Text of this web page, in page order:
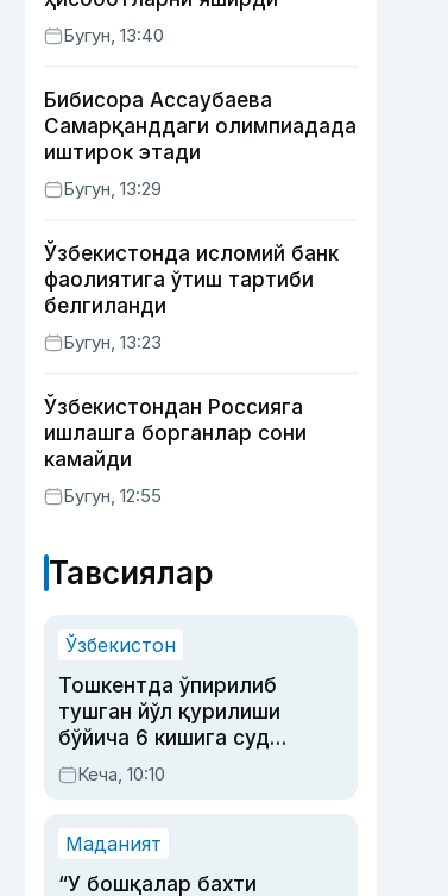
Бугун, 13:40
Бибисора Ассаубаева
Самарқанддаги олимпиадада
иштирок этади
Бугун, 13:29
Ўзбекистонда исломий банк
фаолиятига ўтиш тартиби
белгиланди
Бугун, 13:23
Ўзбекистондан Россияга
ишлашга борганлар сони
камайди
Бугун, 12:55
Тавсиялар
Ўзбекистон
Тошкентда ўпирилиб
тушган йўл қурилиши
бўйича 6 кишига суд
ҳукми ўқилди
Кеча, 10:10
Маданият
“У бошқалар бахти